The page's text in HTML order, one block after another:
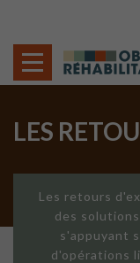
LES
Les retours
des
s'appuyant
d'opérations